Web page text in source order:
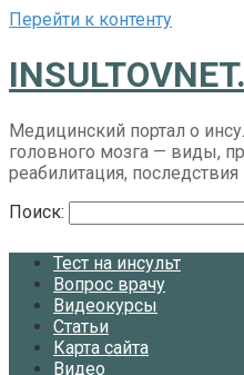
Перейти к контенту
Медицинский портал о
головного мозга — виды,
реабилитация, последствия
Поиск:
Тест на инсульт
Вопрос врачу
Видеокурсы
Статьи
Карта сайта
Видео